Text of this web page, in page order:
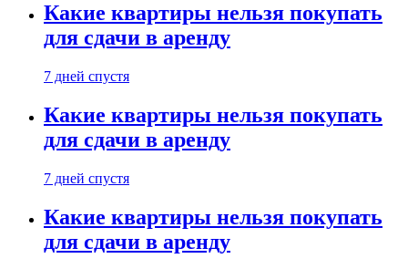
Какие квартиры нельзя покупать
для сдачи в аренду
7 дней спустя
Какие квартиры нельзя покупать
для сдачи в аренду
7 дней спустя
Какие квартиры нельзя покупать
для сдачи в аренду